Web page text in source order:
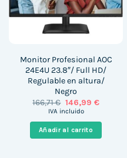
Monitor Profesional AOC
24E4U 23.8″/ Full HD/
Regulable en altura/
Negro
166,71€ El
precio
era:
166,71 €.
146,99 €El
es:
146,99 €.
IVA incluido
Añadir al carrito